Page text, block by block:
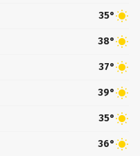
35°
38°
37°
39°
35°
36°